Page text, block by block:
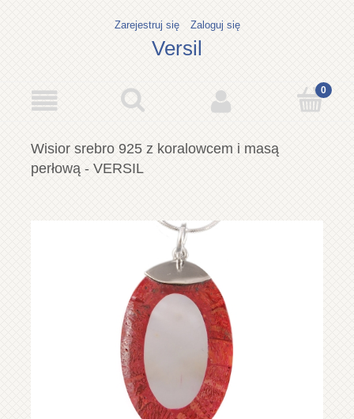
Zarejestruj się Zaloguj się
Versil
Wisior srebro 925 z koralowcem i masą
perłową - VERSIL